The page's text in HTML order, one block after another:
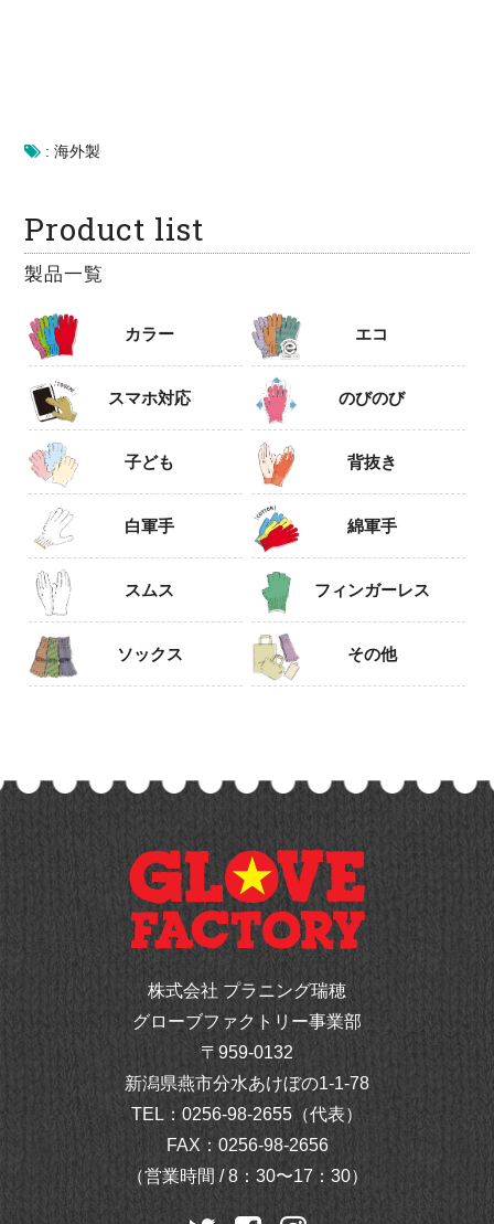
:海外製
Product list
製品一覧
カラー エコ
スマホ対応 のびのび
子ども 背抜き
白軍手 綿軍手
スムス フィンガーレス
ソックス その他
株式会社 プラニング瑞穂
グローブファクトリー事業部
〒959-0132
新潟県燕市分水あけぼの1-1-78
TEL： 0256-98-2655（代表）
FAX：0256-98-2656
（営業時間 / 8：30〜17：30）